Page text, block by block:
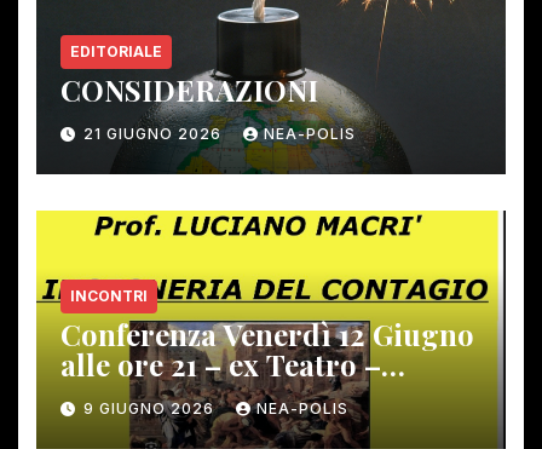
EDITORIALE
CONSIDERAZIONI
21 GIUGNO 2026 NEA-POLIS
INCONTRI
Conferenza Venerdì 12 Giugno
alle ore 21 – ex Teatro –
Gambassi Terme –
9 GIUGNO 2026 NEA-POLIS